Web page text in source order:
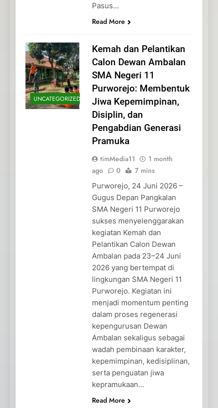
Pasus…
Read More
UNCATEGORIZED
Kemah dan Pelantikan
Calon Dewan Ambalan
SMA Negeri 11
Purworejo: Membentuk
Jiwa Kepemimpinan,
Disiplin, dan
Pengabdian Generasi
Pramuka
timMedia11
1 month
ago
0 7 mins
Purworejo, 24 Juni 2026 –
Gugus Depan Pangkalan
SMA Negeri 11 Purworejo
sukses menyelenggarakan
kegiatan Kemah dan
Pelantikan Calon Dewan
Ambalan pada 23–24 Juni
2026 yang bertempat di
lingkungan SMA Negeri 11
Purworejo. Kegiatan ini
menjadi momentum penting
dalam proses regenerasi
kepengurusan Dewan
Ambalan sekaligus sebagai
wadah pembinaan karakter,
kepemimpinan, kedisiplinan,
serta penguatan jiwa
kepramukaan…
Read More